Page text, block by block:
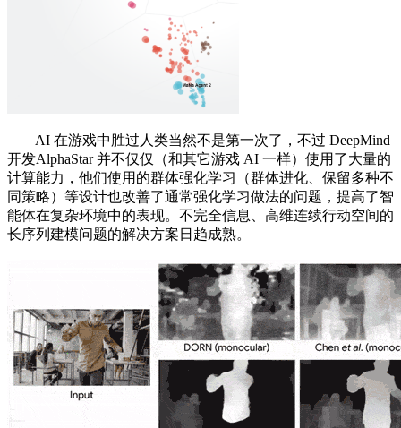
AI 在游戏中胜过人类当然不是第一次了，不过 DeepMind
开发AlphaStar 并不仅仅（和其它游戏 AI 一样）使用了大量的
计算能力，他们使用的群体强化学习（群体进化、保留多种不
同策略）等设计也改善了通常强化学习做法的问题，提高了智
能体在复杂环境中的表现。不完全信息、高维连续行动空间的
长序列建模问题的解决方案日趋成熟。